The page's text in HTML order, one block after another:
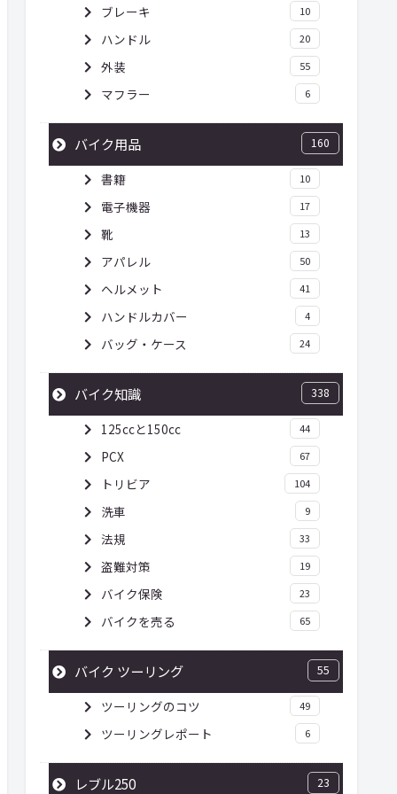
ブレーキ 10
ハンドル 20
外装 55
マフラー 6
バイク用品 160
書籍 10
電子機器 17
靴 13
アパレル 50
ヘルメット 41
ハンドルカバー 4
バッグ・ケース 24
バイク知識 338
125ccと150cc 44
PCX 67
トリビア 104
洗車 9
法規 33
盗難対策 19
バイク保険 23
バイクを売る 65
バイク ツーリング 55
ツーリングのコツ 49
ツーリングレポート 6
レブル250 23